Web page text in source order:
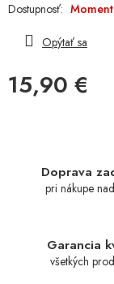
15,90 €
Opýtať sa
Doprava
pri nákupe
Garancia
všetkých